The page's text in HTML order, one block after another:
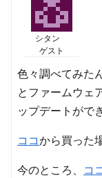
シタン
ゲスト
色々調べてみた
とファームウェ
ップデートがで
ココから買った
今のところ、 コ